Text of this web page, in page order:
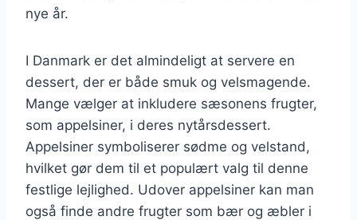
nye år.
I Danmark er det almindeligt at servere en
dessert, der er både smuk og velsmagende.
Mange vælger at inkludere sæsonens frugter,
som appelsiner, i deres nytårsdessert.
Appelsiner symboliserer sødme og velstand,
hvilket gør dem til et populært valg til denne
festlige lejlighed. Udover appelsiner kan man
også finde andre frugter som bær og æbler i